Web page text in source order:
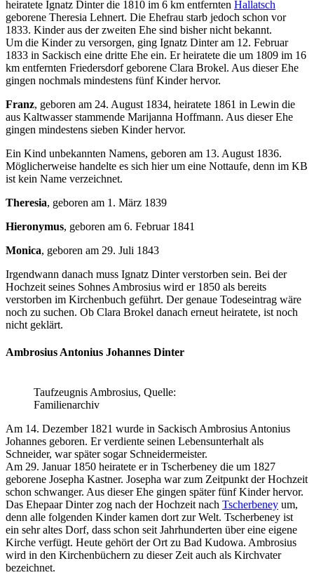
heiratete Ignatz Dinter die 1810 im 6 km entfernten Hallatsch
geborene Theresia Lehnert. Die Ehefrau starb jedoch schon vor
1833. Kinder aus der zweiten Ehe sind bisher nicht bekannt.
Um die Kinder zu versorgen, ging Ignatz Dinter am 12. Februar
1833 in Sackisch eine dritte Ehe ein. Er heiratete die um 1809 im 16
km entfernten Friedersdorf geborene Clara Brokel. Aus dieser Ehe
gingen nochmals mindestens fünf Kinder hervor.
Franz, geboren am 24. August 1834, heiratete 1861 in Lewin die
aus Kaltwasser stammende Marijanna Hoffmann. Aus dieser Ehe
gingen mindestens sieben Kinder hervor.
Ein Kind unbekannten Namens, geboren am 13. August 1836.
Möglicherweise handelte es sich hier um eine Nottaufe, denn im KB
ist kein Name verzeichnet.
Theresia, geboren am 1. März 1839
Hieronymus, geboren am 6. Februar 1841
Monica, geboren am 29. Juli 1843
Irgendwann danach muss Ignatz Dinter verstorben sein. Bei der
Hochzeit seines Sohnes Ambrosius wird er 1850 als bereits
verstorben im Kirchenbuch geführt. Der genaue Todeseintrag wäre
noch zu suchen. Ob Clara Brokel danach erneut heiratete, ist noch
nicht geklärt.
Ambrosius Antonius Johannes Dinter
Taufzeugnis Ambrosius, Quelle:
Familienarchiv
Am 14. Dezember 1821 wurde in Sackisch Ambrosius Antonius
Johannes geboren. Er verdiente seinen Lebensunterhalt als
Schneider, war später sogar Schneidermeister.
Am 29. Januar 1850 heiratete er in Tscherbeney die um 1827
geborene Josepha Kastner. Josepha war zum Zeitpunkt der Hochzeit
schon schwanger. Aus dieser Ehe gingen später fünf Kinder hervor.
Das Ehepaar Dinter zog nach der Hochzeit nach Tscherbeney um,
denn alle folgenden Kinder kamen dort zur Welt. Tscherbeney ist
ein sehr altes Dorf, dass schon seit Jahrhunderten über eine eigene
Kirche verfügt. Heute gehört der Ort zu Bad Kudowa. Ambrosius
wird in den Kirchenbüchern zu dieser Zeit auch als Kirchvater
bezeichnet.